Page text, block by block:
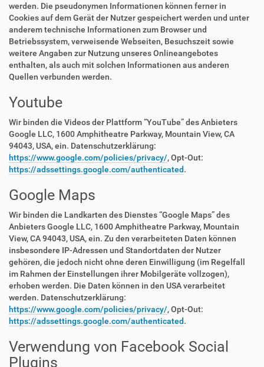
werden. Die pseudonymen Informationen können ferner in
Cookies auf dem Gerät der Nutzer gespeichert werden und unter
anderem technische Informationen zum Browser und
Betriebssystem, verweisende Webseiten, Besuchszeit sowie
weitere Angaben zur Nutzung unseres Onlineangebotes
enthalten, als auch mit solchen Informationen aus anderen
Quellen verbunden werden.
Youtube
Wir binden die Videos der Plattform “YouTube” des Anbieters
Google LLC, 1600 Amphitheatre Parkway, Mountain View, CA
94043, USA, ein. Datenschutzerklärung:
https://www.google.com/policies/privacy/, Opt-Out:
https://adssettings.google.com/authenticated.
Google Maps
Wir binden die Landkarten des Dienstes “Google Maps” des
Anbieters Google LLC, 1600 Amphitheatre Parkway, Mountain
View, CA 94043, USA, ein. Zu den verarbeiteten Daten können
insbesondere IP-Adressen und Standortdaten der Nutzer
gehören, die jedoch nicht ohne deren Einwilligung (im Regelfall
im Rahmen der Einstellungen ihrer Mobilgeräte vollzogen),
erhoben werden. Die Daten können in den USA verarbeitet
werden. Datenschutzerklärung:
https://www.google.com/policies/privacy/, Opt-Out:
https://adssettings.google.com/authenticated.
Verwendung von Facebook Social
Plugins